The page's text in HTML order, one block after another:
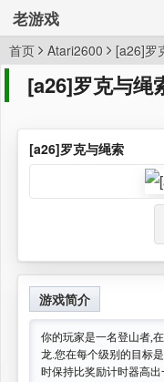
老游戏
首页 Atari2600 [a26]罗
[a26]罗克与绳
[a26]罗克与绳索
游戏简介
你的玩家是一名登山者,
龙.您在每个级别的目标
时保持比奖励计时器高